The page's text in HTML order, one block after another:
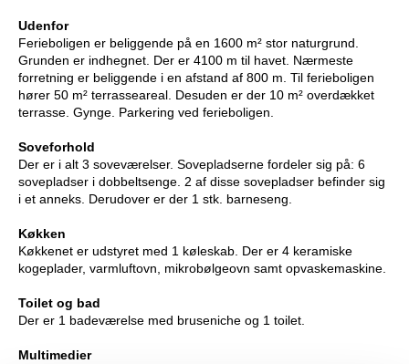
Udenfor
Ferieboligen er beliggende på en 1600 m² stor naturgrund.
Grunden er indhegnet. Der er 4100 m til havet. Nærmeste
forretning er beliggende i en afstand af 800 m. Til ferieboligen
hører 50 m² terrasseareal. Desuden er der 10 m² overdækket
terrasse. Gynge. Parkering ved ferieboligen.
Soveforhold
Der er i alt 3 soveværelser. Sovepladserne fordeler sig på: 6
sovepladser i dobbeltsenge. 2 af disse sovepladser befinder sig
i et anneks. Derudover er der 1 stk. barneseng.
Køkken
Køkkenet er udstyret med 1 køleskab. Der er 4 keramiske
kogeplader, varmluftovn, mikrobølgeovn samt opvaskemaskine.
Toilet og bad
Der er 1 badeværelse med bruseniche og 1 toilet.
Multimedier